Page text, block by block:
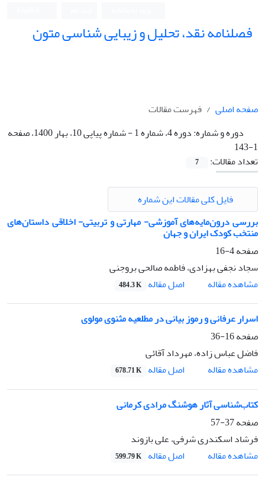
فصلنامه نقد، تحلیل و زیبایی شناسی متون
صفحه اصلی
فهرست مقالات
دوره و شماره:
دوره 4، شماره 1 - شماره پیاپی 10، بهار 1400، صفحه
1-143
تعداد مقالات:
7
فایل کلی مقالات این شماره
بررسی درون‌مایه‌های آموزشی- مهارتی و تربیتی- اخلاقی داستان‌های
منتخب کودک ایران و جهان
صفحه4-16
سجاد نجفی بهزادی، فاطمه صالحی بروجنی
مشاهده مقاله
اصل مقاله 484.3 K
اسرار عرفانی و رموز بیانی در مطلعیه مثنوی مولوی
صفحه16-36
فاضل عباس زاده، مهرداد آقائی
مشاهده مقاله
اصل مقاله 678.71 K
کتاب‌شناسی آثار هوشنگ مرادی کرمانی
صفحه37-57
فرشاد اسکندری شرفی، علی بازوند
مشاهده مقاله
اصل مقاله 599.79 K